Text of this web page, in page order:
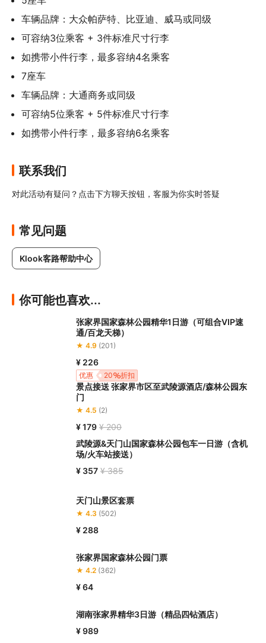
车辆品牌：大众帕萨特、比亚迪、威马或同级
可容纳3位乘客 + 3件标准尺寸行李
如携带小件行李，最多容纳4名乘客
7座车
车辆品牌：大通商务或同级
可容纳5位乘客 + 5件标准尺寸行李
如携带小件行李，最多容纳6名乘客
联系我们
对此活动有疑问？点击下方聊天按钮，客服为你实时答疑
常见问题
Klook客路帮助中心
你可能也喜欢...
张家界国家森林公园精华1日游（可组合VIP速
通/百龙天梯）
★ 4.9 (201)
¥ 226
20 折扣
优惠
景点接送 张家界市区至武陵源酒店/森林公园东
门
★ 4.5 (2)
¥ 179 ¥ 200
武陵源&天门山国家森林公园包车一日游（含机
场/火车站接送）
¥ 357 ¥ 385
天门山景区套票
★ 4.3 (502)
¥ 288
张家界国家森林公园门票
★ 4.2 (362)
¥ 64
湖南张家界精华3日游（精品四钻酒店）
¥ 989